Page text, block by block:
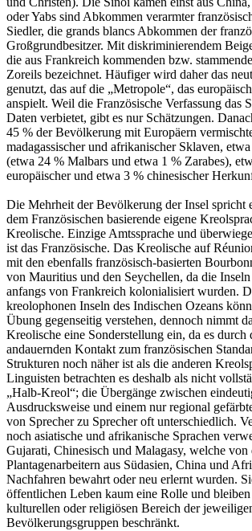
oder Yabs sind Abkommen verarmter
Siedler, die grands blancs Abkommen der
Großgrundbesitzer. Mit diskriminierendem
die aus Frankreich kommenden bzw.
Zoreils bezeichnet. Häufiger wird daher das
genutzt, das auf die „Metropole“, das
anspielt. Weil die Französische Verfassung das
Daten verbietet, gibt es nur Schätzungen.
45 % der Bevölkerung mit Europäern
madagassischer und afrikanischer Sklaven,
(etwa 24 % Malbars und etwa 1 % Zarabes),
europäischer und etwa 3 % chinesischer
Die Mehrheit der Bevölkerung der Insel spricht
dem Französischen basierende eigene
Kreolische. Einzige Amtssprache und
ist das Französische. Das Kreolische auf
mit den ebenfalls französisch-basierten
von Mauritius und den Seychellen, da die
anfangs von Frankreich kolonialisiert wurden.
kreolophonen Inseln des Indischen Ozeans
Übung gegenseitig verstehen, dennoch nimmt
Kreolische eine Sonderstellung ein, da es durch
andauernden Kontakt zum französischen
Strukturen noch näher ist als die anderen
Linguisten betrachten es deshalb als nicht
„Halb-Kreol“; die Übergänge zwischen
Ausdrucksweise und einem nur regional
von Sprecher zu Sprecher oft unterschiedlich.
noch asiatische und afrikanische Sprachen
Gujarati, Chinesisch und Malagasy, welche von
Plantagenarbeitern aus Südasien, China und
Nachfahren bewahrt oder neu erlernt wurden.
öffentlichen Leben kaum eine Rolle und
kulturellen oder religiösen Bereich der
Bevölkerungsgruppen beschränkt.